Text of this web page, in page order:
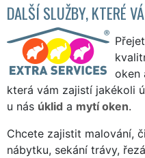
DALŠÍ SLUŽBY, KTERÉ
oken
která vám zajistí jakékoli
u nás úklid a mytí oken.
Chcete zajistit malování,
nábytku, sekání trávy,